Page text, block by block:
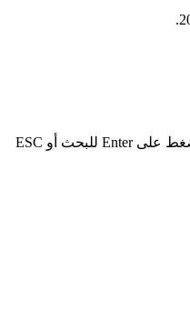
اضغط على Enter للبحث أو ESC